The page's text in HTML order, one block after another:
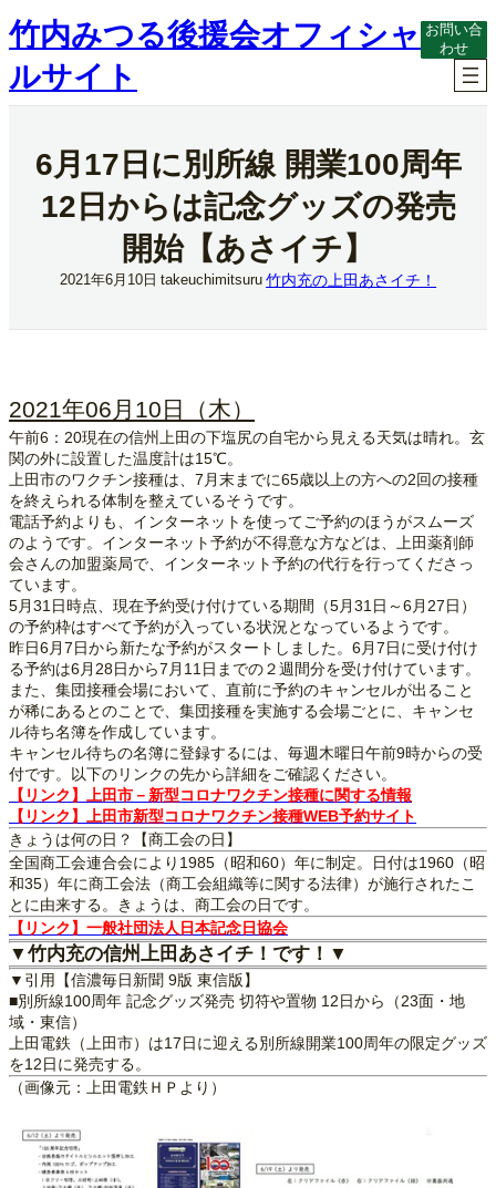
内
容
ス
キ
竹内みつる後援会オフィシャ
ルサイト
お問い合
わせ
6月17日に別所線 開業100周年
12日からは記念グッズの発売
開始【あさイチ】
2021年6月10日 takeuchimitsuru 竹内充の上田あさイチ！
2021年06月10日（木）
午前6：20現在の信州上田の下塩尻の自宅から見える天気は晴れ。玄
関の外に設置した温度計は15℃。
上田市のワクチン接種は、7月末までに65歳以上の方への2回の接種
を終えられる体制を整えているそうです。
電話予約よりも、インターネットを使ってご予約のほうがスムーズ
のようです。インターネット予約が不得意な方などは、上田薬剤師
会さんの加盟薬局で、インターネット予約の代行を行ってくださっ
ています。
5月31日時点、現在予約受け付けている期間（5月31日～6月27日）
の予約枠はすべて予約が入っている状況となっているようです。
昨日6月7日から新たな予約がスタートしました。6月7日に受け付け
る予約は6月28日から7月11日までの２週間分を受け付けています。
また、集団接種会場において、直前に予約のキャンセルが出ること
が稀にあるとのことで、集団接種を実施する会場ごとに、キャンセ
ル待ち名簿を作成しています。
キャンセル待ちの名簿に登録するには、毎週木曜日午前9時からの受
付です。以下のリンクの先から詳細をご確認ください。
【リンク】上田市－新型コロナワクチン接種に関する情報
【リンク】上田市新型コロナワクチン接種WEB予約サイト
きょうは何の日？【商工会の日】
全国商工会連合会により1985（昭和60）年に制定。日付は1960（昭
和35）年に商工会法（商工会組織等に関する法律）が施行されたこ
とに由来する。きょうは、商工会の日です。
【リンク】一般社団法人日本記念日協会
▼竹内充の信州上田あさイチ！です！▼
▼引用【信濃毎日新聞 9版 東信版】
■別所線100周年 記念グッズ発売 切符や置物 12日から（23面・地
域・東信）
上田電鉄（上田市）は17日に迎える別所線開業100周年の限定グッズ
を12日に発売する。
（画像元：上田電鉄ＨＰより）